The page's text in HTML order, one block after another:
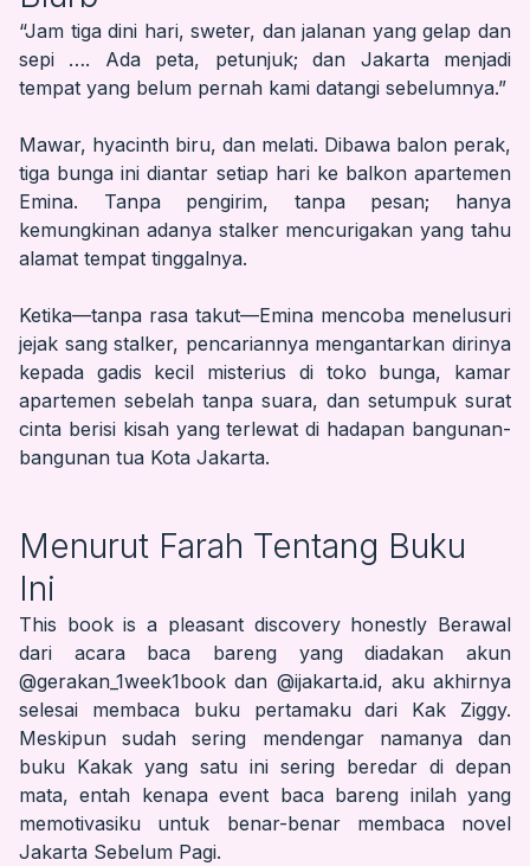
“Jam tiga dini hari, sweter, dan jalanan yang gelap dan
sepi …. Ada peta, petunjuk; dan Jakarta menjadi
tempat yang belum pernah kami datangi sebelumnya.”
Mawar, hyacinth biru, dan melati. Dibawa balon perak,
tiga bunga ini diantar setiap hari ke balkon apartemen
Emina. Tanpa pengirim, tanpa pesan; hanya
kemungkinan adanya stalker mencurigakan yang tahu
alamat tempat tinggalnya.
Ketika—tanpa rasa takut—Emina mencoba menelusuri
jejak sang stalker, pencariannya mengantarkan dirinya
kepada gadis kecil misterius di toko bunga, kamar
apartemen sebelah tanpa suara, dan setumpuk surat
cinta berisi kisah yang terlewat di hadapan bangunan-
bangunan tua Kota Jakarta.
Menurut Farah Tentang Buku
Ini
This book is a pleasant discovery honestly Berawal
dari acara baca bareng yang diadakan akun
@gerakan_1week1book dan @ijakarta.id, aku akhirnya
selesai membaca buku pertamaku dari Kak Ziggy.
Meskipun sudah sering mendengar namanya dan
buku Kakak yang satu ini sering beredar di depan
mata, entah kenapa event baca bareng inilah yang
memotivasiku untuk benar-benar membaca novel
Jakarta Sebelum Pagi.